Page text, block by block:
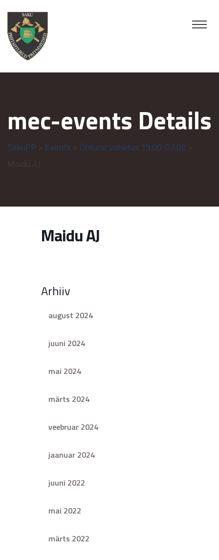
mec-events Details
SakuPP Events Õhtune vahetus 19:00-07:00
Maidu AJ
Arhiiv
august 2024
juuni 2024
mai 2024
märts 2024
veebruar 2024
jaanuar 2024
juuni 2022
mai 2022
märts 2022